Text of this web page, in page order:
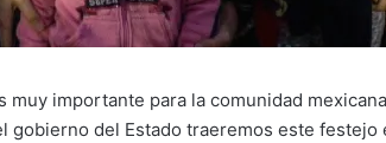
muy importante para la comunidad
gobierno del Estado traeremos este